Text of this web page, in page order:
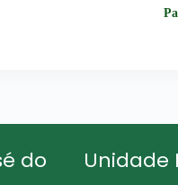
do Unidade